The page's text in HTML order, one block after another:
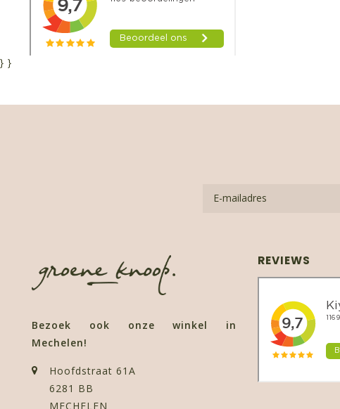
} }
Bezoek ook onze winkel in
Mechelen!
Hoofdstraat 61A
6281 BB
MECHELEN
REVIEWS